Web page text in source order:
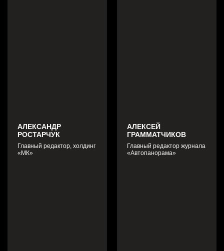
АЛЕКСАНДР
РОСТАРЧУК
Главный редактор, холдинг
«МК»
АЛЕКСЕЙ
ГРАММАТЧИКОВ
Главный редактор журнала
«Автопанорама»